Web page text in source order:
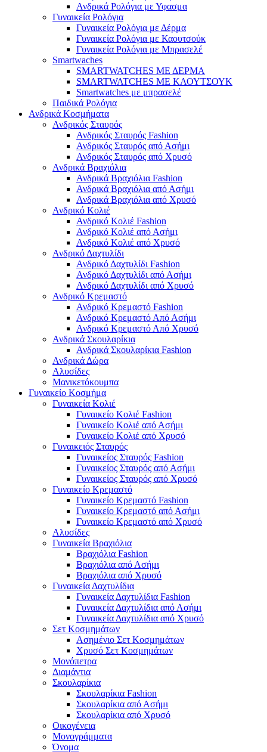
Ανδρικά Ρολόγια με Υφασμα
Γυναικεία Ρολόγια
Γυναικεία Ρολόγια με Δέρμα
Γυναικεία Ρολόγια με Καουτσούκ
Γυναικεία Ρολόγια με Μπρασελέ
Smartwaches
SMARTWATCHES ΜΕ ΔΕΡΜΑ
SMARTWATCHES ΜΕ ΚΑΟΥΤΣΟΥΚ
Smartwatches με μπρασελέ
Παιδικά Ρολόγια
Ανδρικά Κοσμήματα
Ανδρικός Σταυρός
Ανδρικός Σταυρός Fashion
Ανδρικός Σταυρός από Ασήμι
Ανδρικός Σταυρός από Χρυσό
Ανδρικά Βραχιόλια
Ανδρικά Βραχιόλια Fashion
Ανδρικά Βραχιόλια από Ασήμι
Ανδρικά Βραχιόλια από Χρυσό
Ανδρικό Κολιέ
Ανδρικό Κολιέ Fashion
Ανδρικό Κολιέ από Ασήμι
Ανδρικό Κολιέ από Χρυσό
Ανδρικό Δαχτυλίδι
Ανδρικό Δαχτυλίδι Fashion
Ανδρικό Δαχτυλίδι από Ασήμι
Ανδρικό Δαχτυλίδι από Χρυσό
Ανδρικό Κρεμαστό
Ανδρικό Κρεμαστό Fashion
Ανδρικό Κρεμαστό Από Ασήμι
Ανδρικό Κρεμαστό Από Χρυσό
Ανδρικά Σκουλαρίκια
Ανδρικά Σκουλαρίκια Fashion
Ανδρικά Δώρα
Αλυσίδες
Μανικετόκουμπα
Γυναικείο Κοσμήμα
Γυναικεία Κολιέ
Γυναικείο Κολιέ Fashion
Γυναικείο Κολιέ από Ασήμι
Γυναικείο Κολιέ από Χρυσό
Γυναικειός Σταυρός
Γυναικείος Σταυρός Fashion
Γυναικείος Σταυρός από Ασήμι
Γυναικείος Σταυρός από Χρυσό
Γυναικείο Κρεμαστό
Γυναικείο Κρεμαστό Fashion
Γυναικείο Κρεμαστό από Ασήμι
Γυναικείο Κρεμαστό από Χρυσό
Αλυσίδες
Γυναικεία Βραχιόλια
Βραχιόλια Fashion
Βραχιόλια από Ασήμι
Βραχιόλια από Χρυσό
Γυναικεία Δαχτυλίδια
Γυναικεία Δαχτυλίδια Fashion
Γυναικεία Δαχτυλίδια από Ασήμι
Γυναικεία Δαχτυλίδια από Χρυσό
Σετ Κοσμημάτων
Ασημένιο Σετ Κοσμημάτων
Χρυσό Σετ Κοσμημάτων
Μονόπετρα
Διαμάντια
Σκουλαρίκια
Σκουλαρίκια Fashion
Σκουλαρίκια από Ασήμι
Σκουλαρίκια από Χρυσό
Οικογένεια
Μονογράμματα
Όνομα